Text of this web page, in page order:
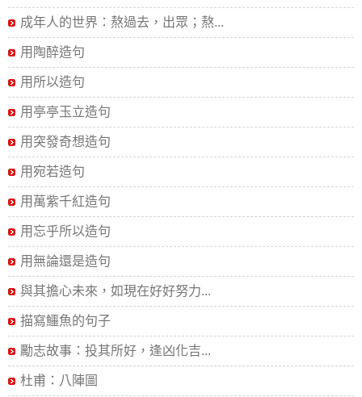
成年人的世界：熬過去，出眾；熬...
用陶醉造句
用所以造句
用亭亭玉立造句
用突發奇想造句
用宛若造句
用萬紫千紅造句
用忘乎所以造句
用無論還是造句
與其擔心未來，如現在好好努力...
描寫鱷魚的句子
勵志故事：投其所好，逢凶化吉...
杜甫：八陣圖